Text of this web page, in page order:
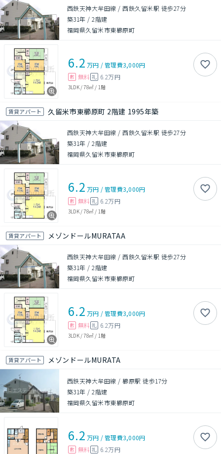
西鉄天神大牟田線 / 西鉄久留米駅 徒歩27分
築31年 /2階建
福岡県久留米市東櫛原町
6.2 万円 /管理費3,000円
敷 無料 礼 6.2万円
3LDK/78㎡ / 1階
賃貸アパート 久留米市東櫛原町 2階建 1995年築
西鉄天神大牟田線 / 西鉄久留米駅 徒歩27分
築31年 /2階建
福岡県久留米市東櫛原町
6.2 万円 /管理費3,000円
敷 無料 礼 6.2万円
3LDK/78㎡ / 1階
賃貸アパート メゾンドールMURATAA
西鉄天神大牟田線 / 西鉄久留米駅 徒歩27分
築31年 /2階建
福岡県久留米市東櫛原町
6.2 万円 /管理費3,000円
敷 無料 礼 6.2万円
3LDK/78㎡ / 1階
賃貸アパート メゾンドールMURATA
西鉄天神大牟田線 / 櫛原駅 徒歩17分
築31年 /2階建
福岡県久留米市東櫛原町
6.2 万円 /管理費3,000円
敷 無料 礼 6.2万円